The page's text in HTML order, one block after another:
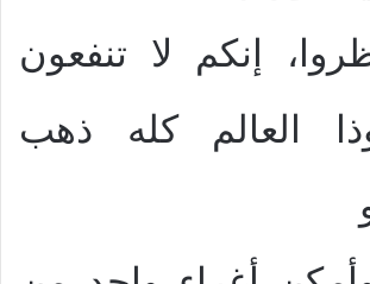
إنكم لا تنفعون
العالم كله ذهب